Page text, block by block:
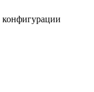
конфигурации